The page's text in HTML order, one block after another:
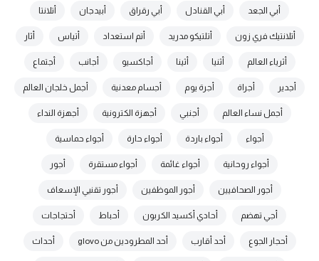
أبي الجعد أبي القنادل أبي رقراق أبيدجان أتلانتا
أتلانتيك فري زون أتلتيكو مدريد أتم استعداد أتياس أثار
أثرياء العالم أثنيا أثينا أجاكسيو أجانب أجتماع
أجدير أجراة أجرة يوم أجسام معدنية أجمل خلجان العالم
أجمل نساء العالم أجنبي أجهزة الكترونية أجهزة النداء
أجواء أجواء باردة أجواء حارة أجواء حماسية
أجواء روحانية أجواء غائمة أجواء مستقرة أجور
أجور الصحافيين أجور الموظفين أجور تقنيي الإسعاف
أجي تهضم أحادي أكسيد الكربون أحباط أحتجاجات
أحجار الجوع أحد أقارب أحد المطرودين من glovo أحداث